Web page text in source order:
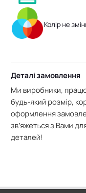
Колір не
Деталі замовлення
Ми виробники,
будь-який розмір,
оформлення
зв’яжеться з Вами
деталей!